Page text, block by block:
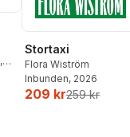
,
Stortaxi
Flora Wiström
Inbunden, 2026
209 kr259 kr